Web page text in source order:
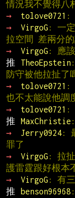
情況我不覺得八
→
tolove0721 :
→
VirgoG: 一定
拉空間 差兩分
→
VirgoG: 應該
推
TheoEpstein:
防守被他拉扯了
→
tolove0721 :
也不太能說他調
→
tolove0721 :
推
MaxChristie
→
Jerry0924:
罪了
→
VirgoG: 拉扯
護雷霆跟好根本
→
VirgoG: 有三
推
benson96968